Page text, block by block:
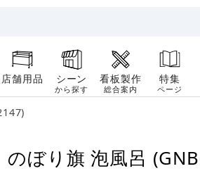
店舗用品 シーン
から探す
看板製作
総合案内
特集
ページ
のぼり旗 泡風呂